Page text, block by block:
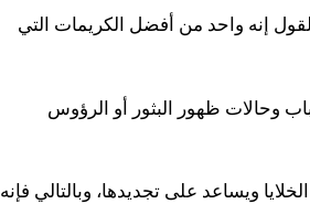
إنه واحد من أفضل الكريمات التي
وحالات ظهور البثور أو الرؤوس
ويساعد على تجديدها، وبالتالي فإنه